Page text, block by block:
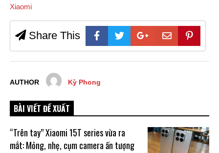
Xiaomi
Share This
AUTHOR Kỳ Phong
BÀI VIẾT ĐỀ XUẤT
“Trên tay” Xiaomi 15T series vừa ra
mắt: Mỏng, nhẹ, cụm camera ấn tượng